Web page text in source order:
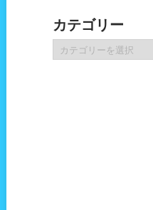
イ
ブ
カテゴリー
テ